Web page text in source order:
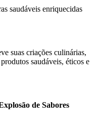
enriquecidas
suas criações culinárias,
saudáveis, éticos e
de Sabores